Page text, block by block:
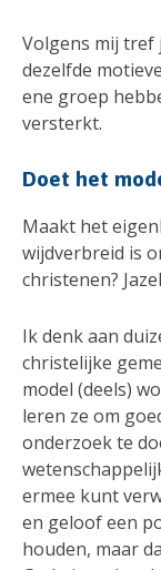
Volgens mij tref
dezelfde
ene groep
versterkt.
Doet het
Maakt het
wijdverbreid is
christenen?
Ik denk aan
christelijke
model (deels)
leren ze om
onderzoek te
ermee kunt
en geloof een
houden, maar